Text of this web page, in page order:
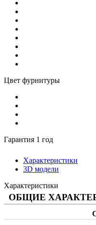
Цвет фурнитуры
Гарантия 1 год
Характеристики
3D модели
Характеристики
ОБЩИЕ